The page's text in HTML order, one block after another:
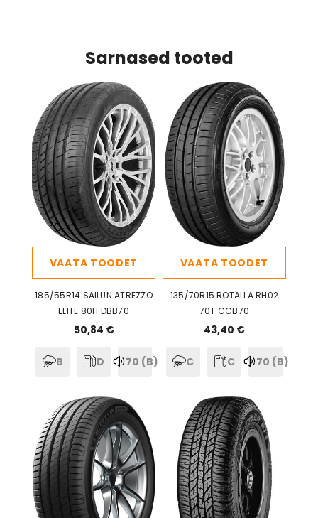
Sarnased tooted
VAATA TOODET
185/55R14 SAILUN ATREZZO
ELITE 80H DBB70
50,84 €
B D 70 (B)
VAATA TOODET
135/70R15 ROTALLA RH02
70T CCB70
43,40 €
C C 70 (B)